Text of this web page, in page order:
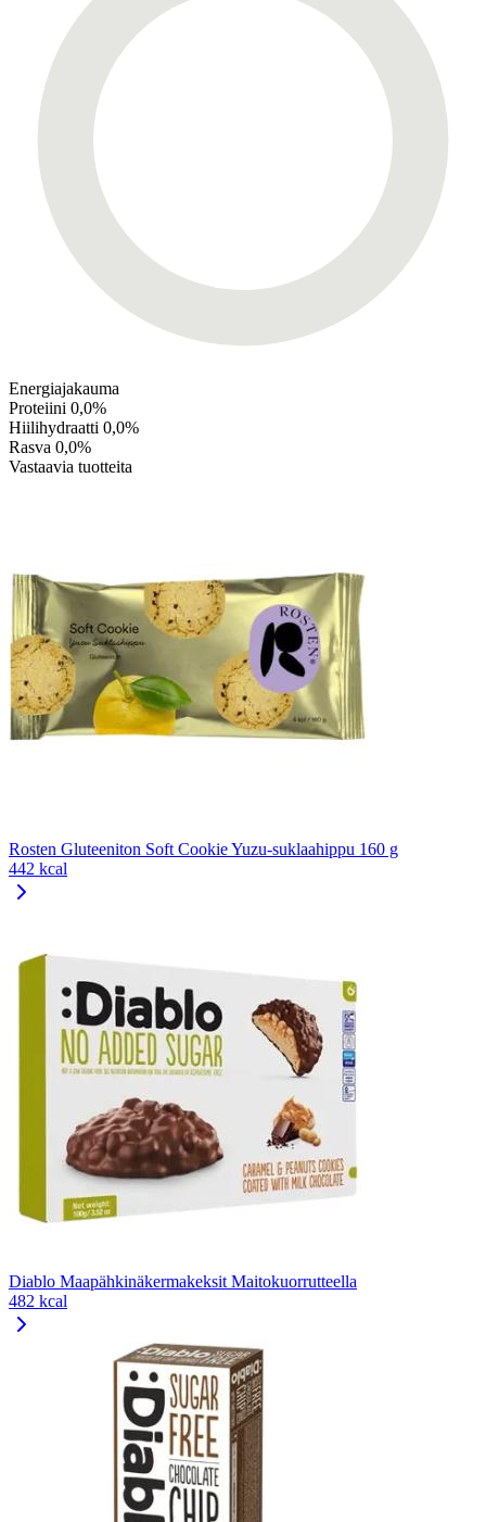
Energiajakauma
Proteiini 0,0%
Hiilihydraatti 0,0%
Rasva 0,0%
Vastaavia tuotteita
Rosten Gluteeniton Soft Cookie Yuzu-suklaahippu 160 g
442 kcal
Diablo Maapähkinäkermakeksit Maitokuorrutteella
482 kcal